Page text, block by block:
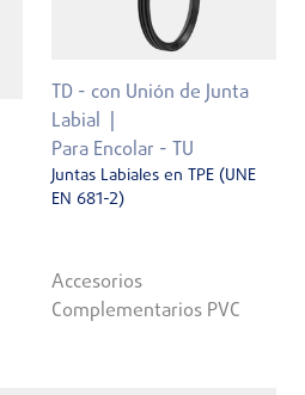
TD - con Unión de Junta
Labial
Para Encolar - TU
Juntas Labiales en TPE (UNE
EN 681-2)
Accesorios
Complementarios PVC